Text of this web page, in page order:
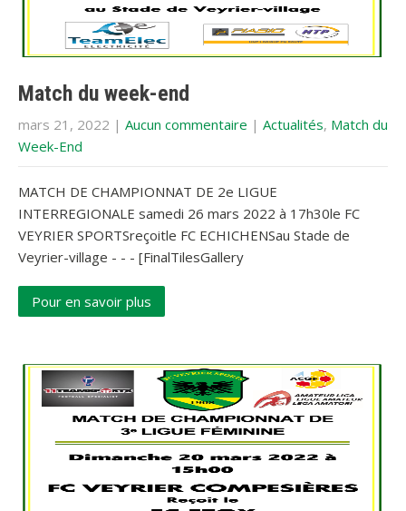
Match du week-end
mars 21, 2022 | Aucun commentaire | Actualités, Match du
Week-End
MATCH DE CHAMPIONNAT DE 2e LIGUE
INTERREGIONALE samedi 26 mars 2022 à 17h30le FC
VEYRIER SPORTSreçoitle FC ECHICHENSau Stade de
Veyrier-village - - - [FinalTilesGallery
Pour en savoir plus